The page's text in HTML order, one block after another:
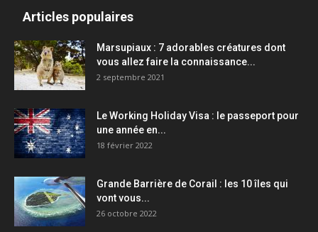
Articles populaires
Marsupiaux : 7 adorables créatures dont
vous allez faire la connaissance...
2 septembre 2021
Le Working Holiday Visa : le passeport pour
une année en...
18 février 2022
Grande Barrière de Corail : les 10 îles qui
vont vous...
26 octobre 2022